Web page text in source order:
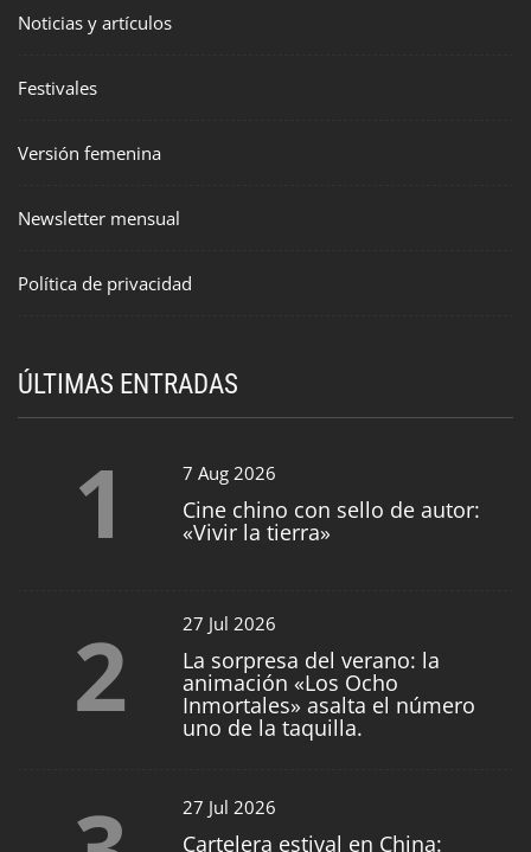
Noticias y artículos
Festivales
Versión femenina
Newsletter mensual
Política de privacidad
ÚLTIMAS ENTRADAS
1 7 Aug 2026
Cine chino con sello de autor:
«Vivir la tierra»
2 27 Jul 2026
La sorpresa del verano: la
animación «Los Ocho
Inmortales» asalta el número
uno de la taquilla.
27 Jul 2026
Cartelera estival en China: